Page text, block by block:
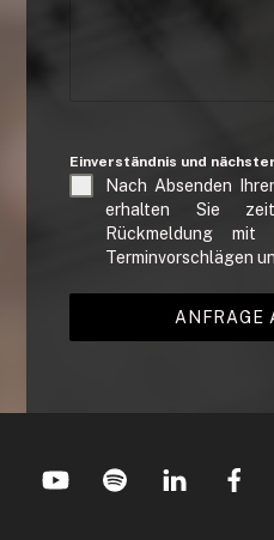
Einverständnis und
Nach Absenden
erhalten Sie
Rückmeldung mit
Terminvorschlägen
ANFRAGE